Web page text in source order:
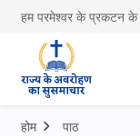
हम परमेश्वर के प्रकटन के
होम पाठ
परमेश्वर के कार्य
बाइबल के विषय में